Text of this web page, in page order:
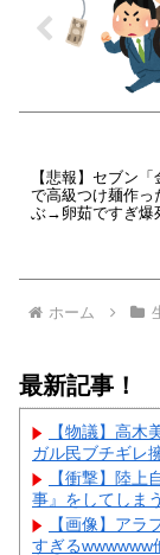
【悲報】セブン
で高級つけ麺作
ぶ→卵茹ですぎ爆
ホーム
最新記事！
【物議】高
ガル民ブチギレ
【衝撃】陸
事』をしてしま
【画像】ア
すぎるwwwwww